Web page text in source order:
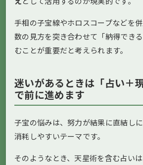
手相の子宝線やホロスコープなどを
数の見方を突き合わせて「納得でき
むことが重要だと考えられます。
迷いがあるときは「占い＋
で前に進めます
子宝の悩みは、努力が結果に直結し
消耗しやすいテーマです。
そのようなとき、天星術を含む占い